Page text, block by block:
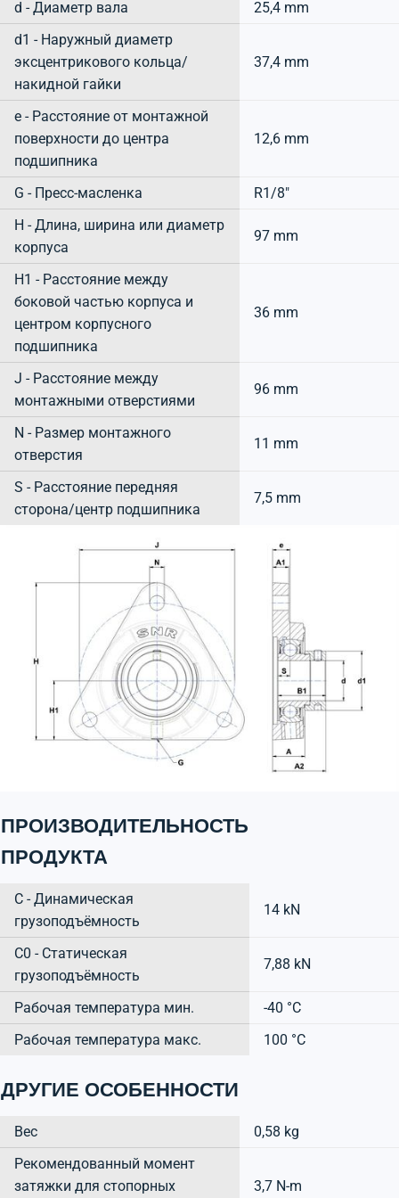
d - Диаметр вала
25,4 mm
d1 - Наружный диаметр
эксцентрикового кольца/
накидной гайки
37,4 mm
e - Расстояние от монтажной
поверхности до центра
подшипника
12,6 mm
G - Пресс-масленка
R1/8"
H - Длина, ширина или диаметр
корпуса
97 mm
H1 - Расстояние между
боковой частью корпуса и
центром корпусного
подшипника
36 mm
J - Расстояние между
монтажными отверстиями
96 mm
N - Размер монтажного
отверстия
11 mm
S - Расстояние передняя
сторона/центр подшипника
7,5 mm
ПРОИЗВОДИТЕЛЬНОСТЬ
ПРОДУКТА
C - Динамическая
грузоподъёмность
14 kN
C0 - Статическая
грузоподъёмность
7,88 kN
Рабочая температура мин.
-40 °C
Рабочая температура макс.
100 °C
ДРУГИЕ ОСОБЕННОСТИ
Вес
0,58 kg
Рекомендованный момент
затяжки для стопорных
3,7 N-m